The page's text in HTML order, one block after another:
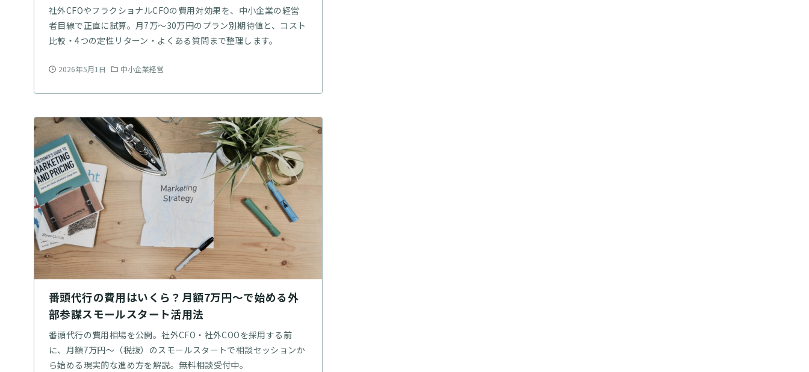
社外CFOやフラクショナルCFOの費用対効果を、中小企業の経営
者目線で正直に試算。月7万〜30万円のプラン別期待値と、コスト
比較・4つの定性リターン・よくある質問まで整理します。
2026年5月1日 中小企業経営
番頭代行の費用はいくら？月額7万円〜で始める外
部参謀スモールスタート活用法
番頭代行の費用相場を公開。社外CFO・社外COOを採用する前
に、月額7万円〜（税抜）のスモールスタートで相談セッションか
ら始める現実的な進め方を解説。無料相談受付中。